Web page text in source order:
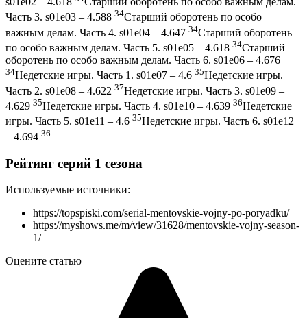
Часть 3. s01e03 – 4.588 34Старший оборотень по особо
важным делам. Часть 4. s01e04 – 4.647 34Старший оборотень
по особо важным делам. Часть 5. s01e05 – 4.618 34Старший
оборотень по особо важным делам. Часть 6. s01e06 – 4.676
34Недетские игры. Часть 1. s01e07 – 4.6 35Недетские игры.
Часть 2. s01e08 – 4.622 37Недетские игры. Часть 3. s01e09 –
4.629 35Недетские игры. Часть 4. s01e10 – 4.639 36Недетские
игры. Часть 5. s01e11 – 4.6 35Недетские игры. Часть 6. s01e12
– 4.694 36
Рейтинг серий 1 сезона
Используемые источники:
https://topspiski.com/serial-mentovskie-vojny-po-poryadku/
https://myshows.me/m/view/31628/mentovskie-vojny-season-
1/
Оцените статью